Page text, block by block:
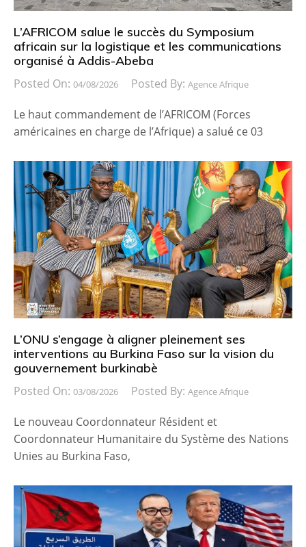
L’AFRICOM salue le succès du Symposium
africain sur la logistique et les communications
organisé à Addis-Abeba
Posted On: 04/08/2026 Posted By: Agence Afrique
Le haut commandement de l’AFRICOM (Forces
américaines en charge de l’Afrique) a salué ce 03
L’ONU s’engage à aligner pleinement ses
interventions au Burkina Faso sur la vision du
gouvernement burkinabè
Posted On: 03/08/2026 Posted By: Agence Afrique
Le nouveau Coordonnateur Résident et
Coordonnateur Humanitaire du Système des Nations
Unies au Burkina Faso,